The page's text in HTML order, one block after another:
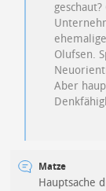
Olufsen.
Aber
Matze
Hauptsache